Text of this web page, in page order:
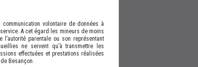
volontaire de données à
A cet égard les mineurs de moins
parentale ou son représentant
ne servent qu’à transmettre les
effectuées et prestations réalisées
Besançon.